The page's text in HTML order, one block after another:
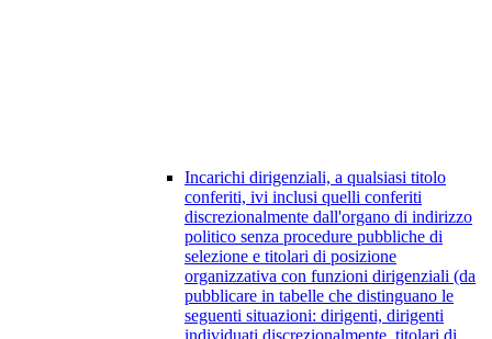
Incarichi dirigenziali, a qualsiasi titolo
conferiti, ivi inclusi quelli conferiti
discrezionalmente dall'organo di indirizzo
politico senza procedure pubbliche di
selezione e titolari di posizione
organizzativa con funzioni dirigenziali (da
pubblicare in tabelle che distinguano le
seguenti situazioni: dirigenti, dirigenti